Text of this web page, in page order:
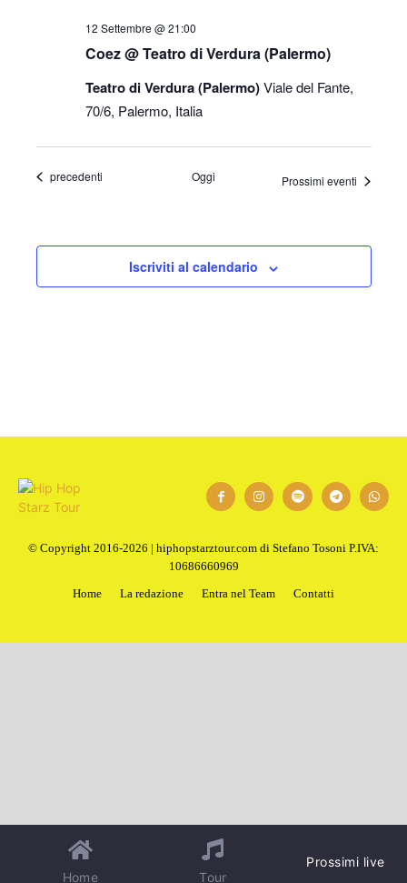
Coez @ Teatro di Verdura (Palermo)
12 Settembre @ 21:00
Teatro di Verdura (Palermo)Viale del Fante,
70/6, Palermo, Italia
Eventi
precedenti Oggi Prossimi eventi
Iscriviti al calendario
© Copyright 2016-2026 | hiphopstarztour.com di Stefano Tosoni P.IVA:
10686660969
Home
La redazione Entra nel Team Contatti
Home Tour
Prossimi live